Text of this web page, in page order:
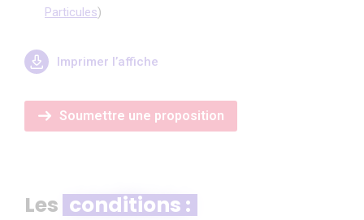
Particules)
Imprimer l’affiche
Soumettre une proposition
Les conditions :